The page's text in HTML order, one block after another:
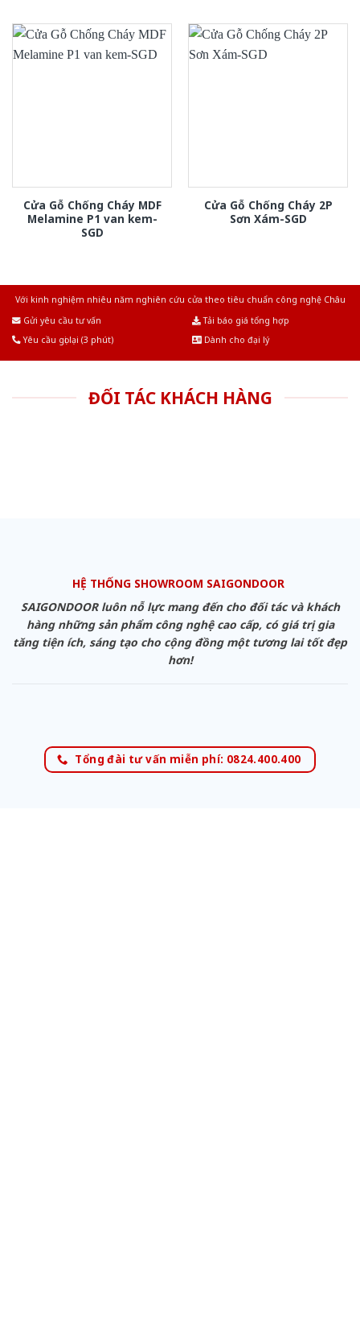
Cửa Gỗ Chống Cháy MDF
Melamine P1 van kem-
SGD
Cửa Gỗ Chống Cháy 2P
Sơn Xám-SGD
Với kinh nghiệm nhiêu năm nghiên cứu cửa theo tiêu chuẩn công nghệ Châu
Gửi yêu cầu tư vấn
Tải báo giá tổng hợp
Yêu cầu gọi lại (3 phút)
Dành cho đại lý
ĐỐI TÁC KHÁCH HÀNG
HỆ THỐNG SHOWROOM SAIGONDOOR
SAIGONDOOR luôn nỗ lực mang đến cho đối tác và khách
hàng những sản phẩm công nghệ cao cấp, có giá trị gia
tăng tiện ích, sáng tạo cho cộng đồng một tương lai tốt đẹp
hơn!
Tổng đài tư vấn miễn phí: 0824.400.400